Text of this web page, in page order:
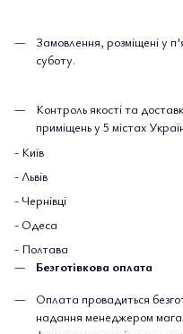
Замовлення, розміщені у
суботу.
Контроль якості та
приміщень у 5 містах
- Київ
- Львів
- Чернівці
- Одеса
- Полтава
Безготівкова оплата
Оплата провадиться
надання менеджером